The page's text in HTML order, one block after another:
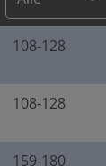
108-128
108-128
159-180